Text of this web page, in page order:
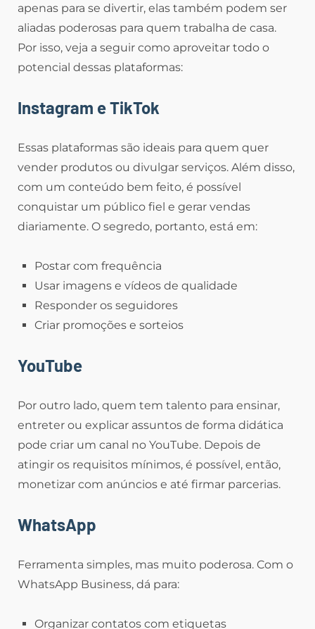
apenas para se divertir, elas também podem ser
aliadas poderosas para quem trabalha de casa.
Por isso, veja a seguir como aproveitar todo o
potencial dessas plataformas:
Instagram e TikTok
Essas plataformas são ideais para quem quer
vender produtos ou divulgar serviços. Além disso,
com um conteúdo bem feito, é possível
conquistar um público fiel e gerar vendas
diariamente. O segredo, portanto, está em:
Postar com frequência
Usar imagens e vídeos de qualidade
Responder os seguidores
Criar promoções e sorteios
YouTube
Por outro lado, quem tem talento para ensinar,
entreter ou explicar assuntos de forma didática
pode criar um canal no YouTube. Depois de
atingir os requisitos mínimos, é possível, então,
monetizar com anúncios e até firmar parcerias.
WhatsApp
Ferramenta simples, mas muito poderosa. Com o
WhatsApp Business, dá para:
Organizar contatos com etiquetas